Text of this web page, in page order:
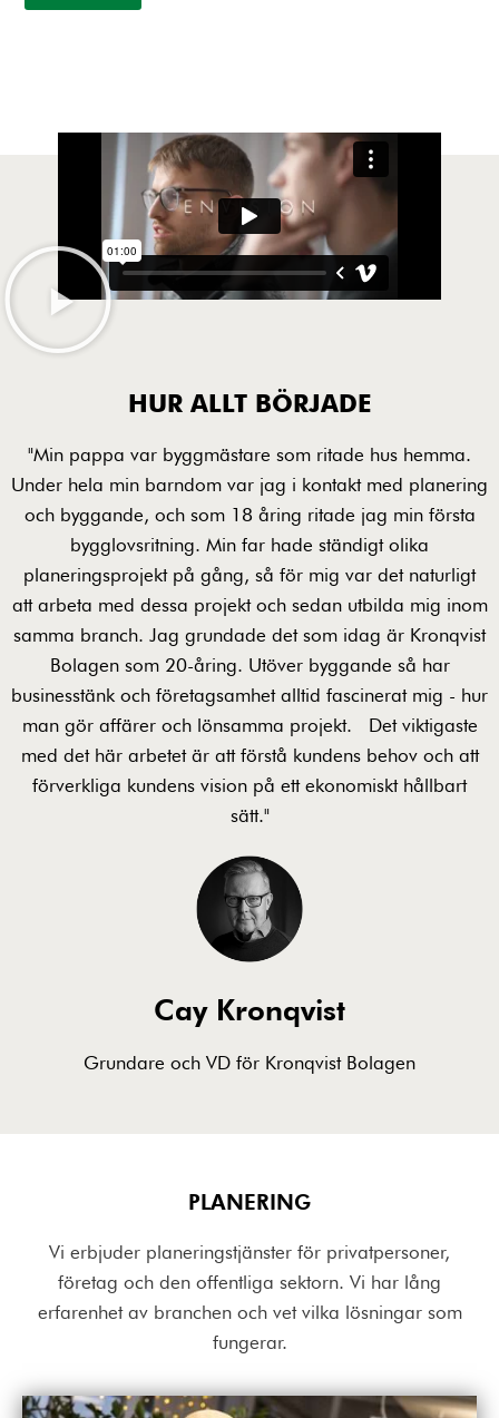
HUR ALLT BÖRJADE
"Min pappa var byggmästare som ritade hus hemma.
Under hela min barndom var jag i kontakt med planering
och byggande, och som 18 åring ritade jag min första
bygglovsritning. Min far hade ständigt olika
planeringsprojekt på gång, så för mig var det naturligt
att arbeta med dessa projekt och sedan utbilda mig inom
samma branch. Jag grundade det som idag är Kronqvist
Bolagen som 20-åring. Utöver byggande så har
businesstänk och företagsamhet alltid fascinerat mig - hur
man gör affärer och lönsamma projekt. Det viktigaste
med det här arbetet är att förstå kundens behov och att
förverkliga kundens vision på ett ekonomiskt hållbart
sätt."
Cay Kronqvist
Grundare och VD för Kronqvist Bolagen
PLANERING
Vi erbjuder planeringstjänster för privatpersoner,
företag och den offentliga sektorn. Vi har lång
erfarenhet av branchen och vet vilka lösningar som
fungerar.